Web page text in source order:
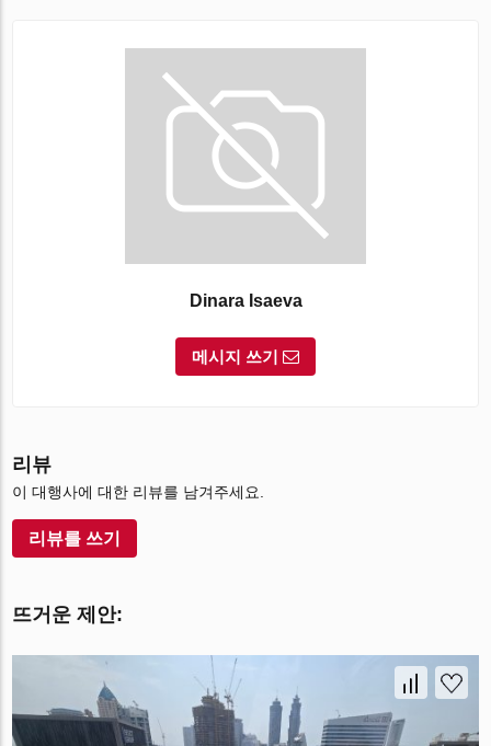
Dinara Isaeva
메시지 쓰기
리뷰
이 대행사에 대한 리뷰를 남겨주세요.
리뷰를 쓰기
뜨거운 제안: